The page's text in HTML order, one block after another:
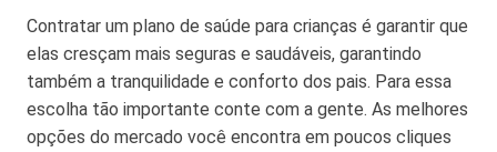
Contratar um plano de saúde para crianças é garantir que
elas cresçam mais seguras e saudáveis, garantindo
também a tranquilidade e conforto dos pais. Para essa
escolha tão importante conte com a gente. As melhores
opções do mercado você encontra em poucos cliques